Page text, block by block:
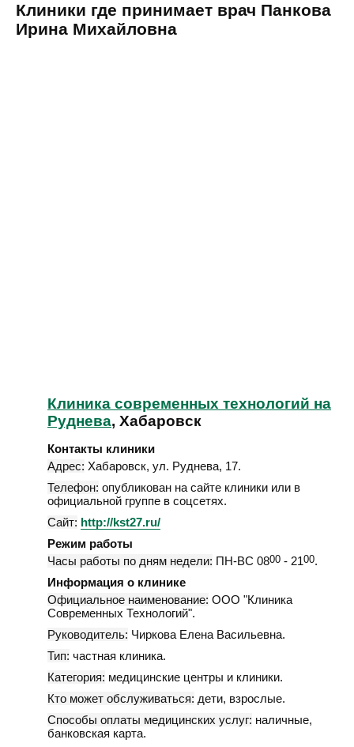
Клиники где принимает врач Панкова
Ирина Михайловна
Клиника современных технологий на
Руднева, Хабаровск
Контакты клиники
Адрес: Хабаровск, ул. Руднева, 17.
Телефон: опубликован на сайте клиники или в
официальной группе в соцсетях.
Сайт: http://kst27.ru/
Режим работы
Часы работы по дням недели: ПН-ВС 0800 - 2100.
Информация о клинике
Официальное наименование: ООО "Клиника
Современных Технологий".
Руководитель: Чиркова Елена Васильевна.
Тип: частная клиника.
Категория: медицинские центры и клиники.
Кто может обслуживаться: дети, взрослые.
Способы оплаты медицинских услуг: наличные,
банковская карта.